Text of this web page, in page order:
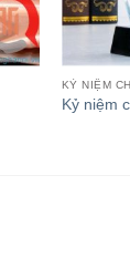
KỶ NIỆM
Kỷ niệm